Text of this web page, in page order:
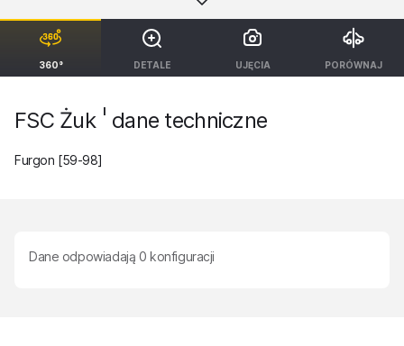
360° DETALE UJĘCIA PORÓWNAJ
FSC Żuk I dane techniczne
Furgon [59-98]
Dane odpowiadają 0 konfiguracji